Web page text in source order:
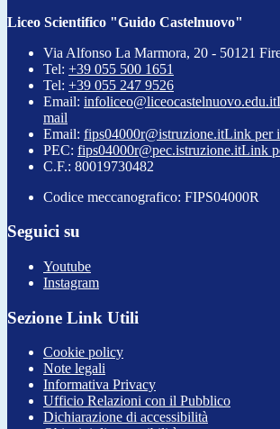
Liceo Scientifico "Guido Castelnuovo"
Via Alfonso La Marmora, 20 - 50121
Tel: +39 055 500 1651
Tel: +39 055 247 9526
Email: infoliceo@liceocastelnuovo.edu.it
mail
Email: fips04000r@istruzione.itLink per
PEC: fips04000r@pec.istruzione.itLink
C.F.: 80019730482
Codice meccanografico: FIPS04000R
Seguici su
Youtube
Instagram
Sezione Link Utili
Cookie policy
Note legali
Informativa Privacy
Ufficio Relazioni con il Pubblico
Dichiarazione di accessibilità